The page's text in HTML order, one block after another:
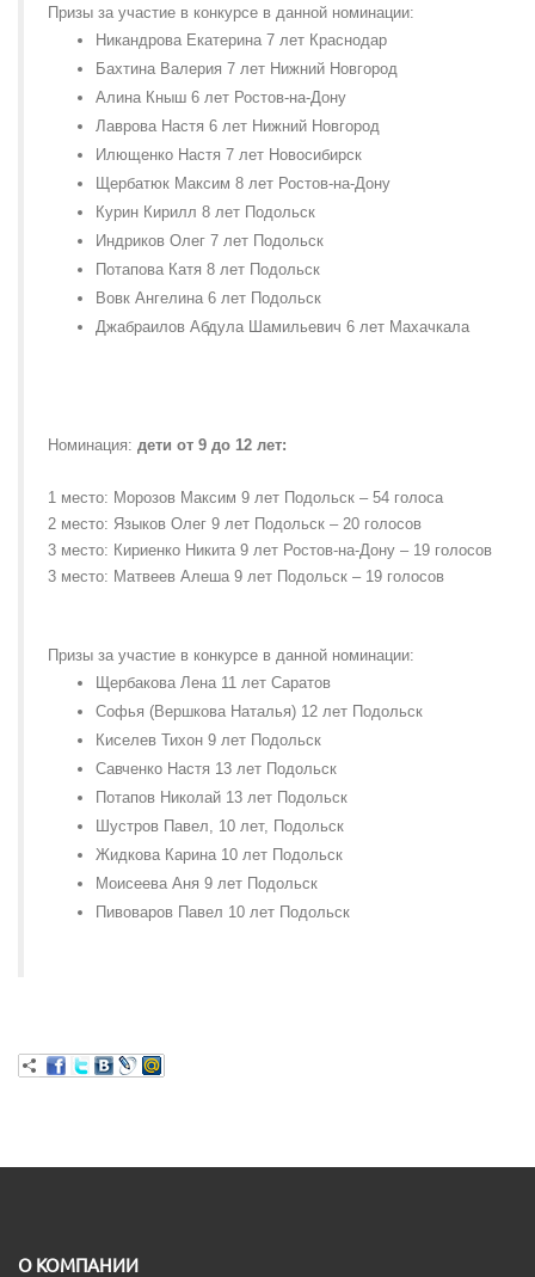
Призы за участие в конкурсе в данной номинации:
Никандрова Екатерина 7 лет Краснодар
Бахтина Валерия 7 лет Нижний Новгород
Алина Кныш 6 лет Ростов-на-Дону
Лаврова Настя 6 лет Нижний Новгород
Илющенко Настя 7 лет Новосибирск
Щербатюк Максим 8 лет Ростов-на-Дону
Курин Кирилл 8 лет Подольск
Индриков Олег 7 лет Подольск
Потапова Катя 8 лет Подольск
Вовк Ангелина 6 лет Подольск
Джабраилов Абдула Шамильевич 6 лет Махачкала
Номинация: дети от 9 до 12 лет:
1 место: Морозов Максим 9 лет Подольск – 54 голоса
2 место: Языков Олег 9 лет Подольск – 20 голосов
3 место: Кириенко Никита 9 лет Ростов-на-Дону – 19 голосов
3 место: Матвеев Алеша 9 лет Подольск – 19 голосов
Призы за участие в конкурсе в данной номинации:
Щербакова Лена 11 лет Саратов
Софья (Вершкова Наталья) 12 лет Подольск
Киселев Тихон 9 лет Подольск
Савченко Настя 13 лет Подольск
Потапов Николай 13 лет Подольск
Шустров Павел, 10 лет, Подольск
Жидкова Карина 10 лет Подольск
Моисеева Аня 9 лет Подольск
Пивоваров Павел 10 лет Подольск
O КОМПАНИИ